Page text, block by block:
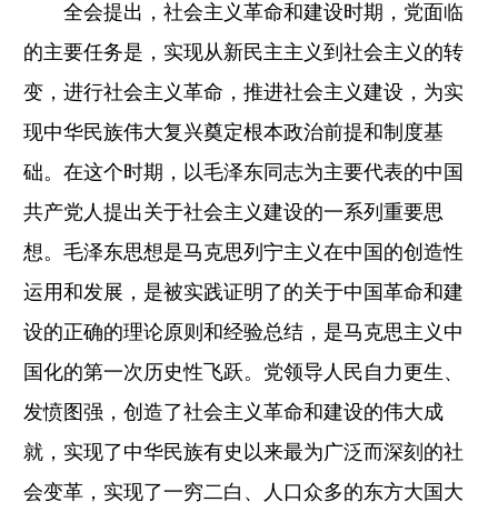
全会提出，社会主义革命和建设时期，党面临
的主要任务是，实现从新民主主义到社会主义的转
变，进行社会主义革命，推进社会主义建设，为实
现中华民族伟大复兴奠定根本政治前提和制度基
础。在这个时期，以毛泽东同志为主要代表的中国
共产党人提出关于社会主义建设的一系列重要思
想。毛泽东思想是马克思列宁主义在中国的创造性
运用和发展，是被实践证明了的关于中国革命和建
设的正确的理论原则和经验总结，是马克思主义中
国化的第一次历史性飞跃。党领导人民自力更生、
发愤图强，创造了社会主义革命和建设的伟大成
就，实现了中华民族有史以来最为广泛而深刻的社
会变革，实现了一穷二白、人口众多的东方大国大